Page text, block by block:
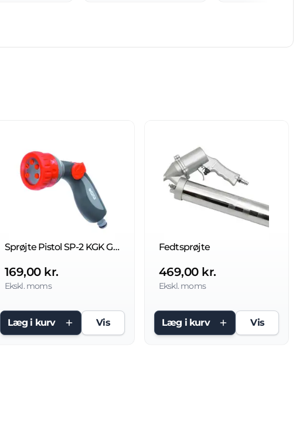
Sprøjte Pistol SP-2 KGK Garden Pro
169,00 kr.
Ekskl. moms
Læg i kurv Vis
Fedtsprøjte
469,00 kr.
Ekskl. moms
Læg i kurv Vis